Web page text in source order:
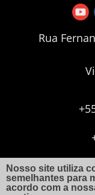
Rua
Nosso site utiliza
semelhantes para
acordo com a